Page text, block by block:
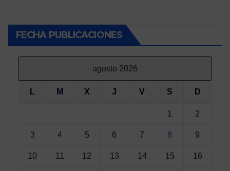
FECHA PUBLICACIONES
agosto 2026
L M X J V S D
1 2
3 4 5 6 7 8 9
10 11 12 13 14 15 16